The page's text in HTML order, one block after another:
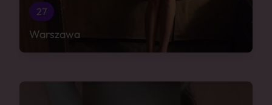
27
Warszawa